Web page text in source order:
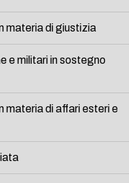
materia di giustizia
e militari in sostegno
materia di affari esteri e